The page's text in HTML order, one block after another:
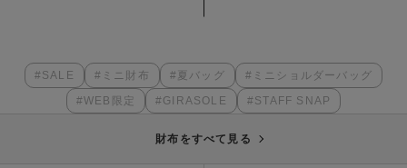
#SALE #ミニ財布 #夏バッグ
#ミニショルダーバッグ
#WEB限定
#GIRASOLE #STAFF SNAP
財布をすべて見る